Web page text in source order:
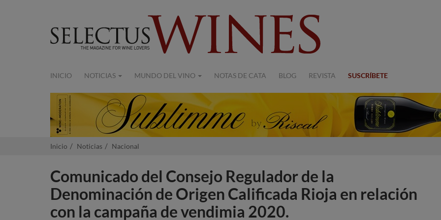
INICIO NOTICIAS MUNDO DEL VINO NOTAS DE CATA BLOG REVISTA SUSCRÍBETE
Inicio Noticias Nacional
Comunicado del Consejo Regulador de la
Denominación de Origen Calificada Rioja en relación
con la campaña de vendimia 2020.